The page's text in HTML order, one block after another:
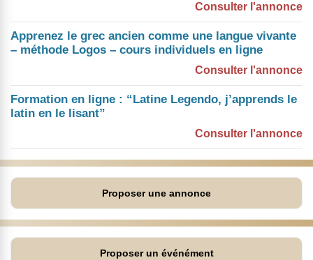
Consulter l'annonce
Apprenez le grec ancien comme une langue vivante
– méthode Logos – cours individuels en ligne
Consulter l'annonce
Formation en ligne : “Latine Legendo, j’apprends le
latin en le lisant”
Consulter l'annonce
Proposer une annonce
Proposer un événément